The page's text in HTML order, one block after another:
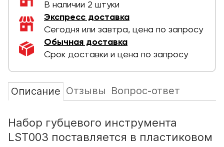
В наличии 2 штуки
Экспресс доставка
Сегодня или завтра, цена по запросу
Обычная доставка
Срок доставки и цена по запросу
Описание Отзывы Вопрос-ответ
Набор губцевого инструмента
LST003 поставляется в пластиковом